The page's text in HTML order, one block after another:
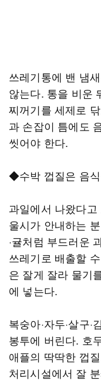
쓰레기통에 밴 냄
않는다. 통을 비운
찌꺼기를 세제로
과 손잡이 틈에도
씻어야 한다.
◆수박 껍질은 음
과일에서 나왔다
울시가 안내하는
·귤처럼 부드러운
쓰레기로 배출할
은 잘게 잘라 물기
에 넣는다.
복숭아·자두·살구
봉투에 버린다. 호
애플의 딱딱한 껍
처리시설에서 잘